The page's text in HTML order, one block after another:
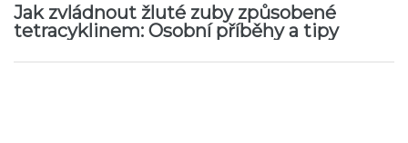
Jak zvládnout žluté zuby způsobené
tetracyklinem: Osobní příběhy a tipy